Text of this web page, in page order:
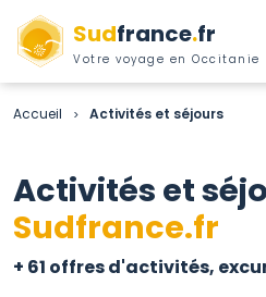
Sudfrance.fr
Votre voyage en Occitanie
Accueil > Activités et séjours
Activités et
Sudfrance.fr
+ 61 offres d'activités,